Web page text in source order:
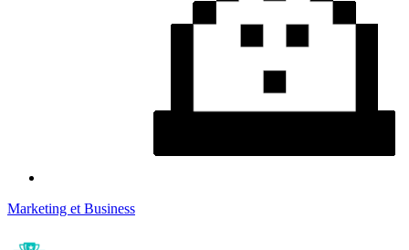
Marketing et Business